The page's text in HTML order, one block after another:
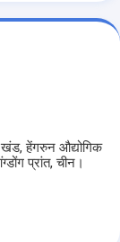
खंड, हेंगरुन औद्योगिक
प्रांत, चीन।